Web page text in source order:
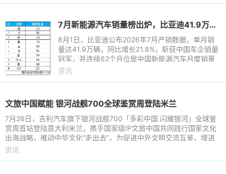
7月新能源汽车销量榜出炉，比亚迪41.9万辆稳居榜首
8月1日，比亚迪公布2026年7月产销数据，单月销
量达41.9万辆，同比增长21.8%，斩获中国车企销量
冠军，并连续62个月位居中国新能源汽车月度销量
首位。这份强劲表现延续至下半年，继2026年上半
资讯
文旅中国赋能 银河战舰700全球鉴赏周登陆米兰
7月26日，吉利汽车旗下银河战舰700「多彩中国 闪耀银河」全球鉴
赏周首站登陆意大利米兰，携手国家级IP文旅中国共同践行国家文化
出海战略，推动中华文化“走出去”，为促进中外文明交流互鉴、增进
国际文化交流搭建起全
资讯